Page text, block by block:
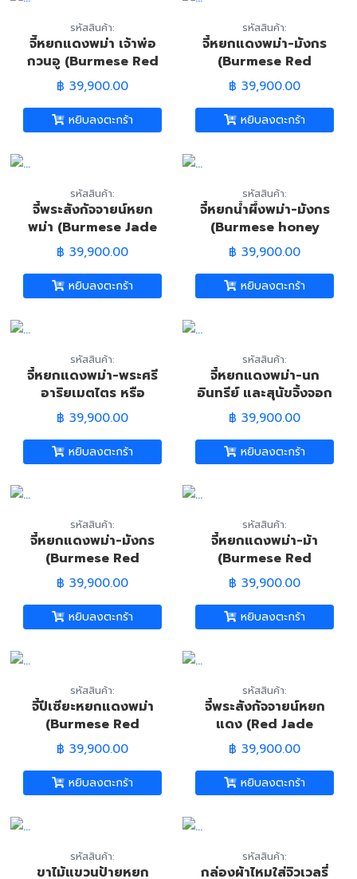
รหัสสินค้า:
จีัหยกแดงพม่า เจ้าพ่อ
กวนอู (Burmese Red
Jade Guan Yu
Pandant)
฿ 39,900.00
หยิบลงตะกร้า
รหัสสินค้า:
จี้หยกแดงพม่า-มังกร
(Burmese Red
Jadeite Jade-
Dragon Pandant)
฿ 39,900.00
หยิบลงตะกร้า
รหัสสินค้า:
จี้พระสังกัจจายน์หยก
พม่า (Burmese Jade
Smiling Buddha
Pandant)
฿ 39,900.00
หยิบลงตะกร้า
รหัสสินค้า:
จี้หยกน้ำผึ้งพม่า-มังกร
(Burmese honey
Jadeite Jade-
Dragon Pandant)
฿ 39,900.00
หยิบลงตะกร้า
รหัสสินค้า:
จี้หยกแดงพม่า-พระศรี
อาริยเมตไตร หรือ
พระพุทธเจ้า (Burmese
Red Jadeite Jade
Chinese Buddha
Statue)
฿ 39,900.00
หยิบลงตะกร้า
รหัสสินค้า:
จี้หยกแดงพม่า-นก
อินทรีย์ และสุนัขจิ้งจอก
เก้าหาง (Burmese
Red Jadeite Jade
Pandant)
฿ 39,900.00
หยิบลงตะกร้า
รหัสสินค้า:
จี้หยกแดงพม่า-มังกร
(Burmese Red
Jadeite Jade-
Dragon Pandant)
฿ 39,900.00
หยิบลงตะกร้า
รหัสสินค้า:
จี้หยกแดงพม่า-ม้า
(Burmese Red
Jadeite Jade Horse
Pandant)
฿ 39,900.00
หยิบลงตะกร้า
รหัสสินค้า:
จี้ปีเซียะหยกแดงพม่า
(Burmese Red
Jadeite Jade Pi Xiu
Pandant)
฿ 39,900.00
หยิบลงตะกร้า
รหัสสินค้า:
จี้พระสังกัจจายน์หยก
แดง (Red Jade
Smiling Buddha
Pandant)
฿ 39,900.00
หยิบลงตะกร้า
รหัสสินค้า:
ขาไม้แขวนป้ายหยก
รหัสสินค้า:
กล่องผ้าไหมใส่จิวเวลรี่